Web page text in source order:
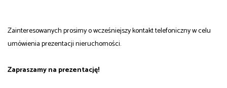
Zainteresowanych prosimy o wcześniejszy kontakt telefoniczny w celu
umówienia prezentacji nieruchomości.
Zapraszamy na prezentację!